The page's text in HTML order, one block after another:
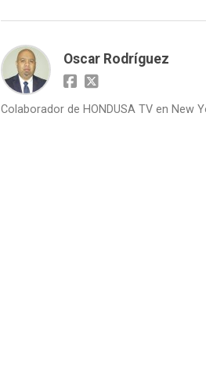
Oscar Rodríguez
Colaborador de HONDUSA TV en New